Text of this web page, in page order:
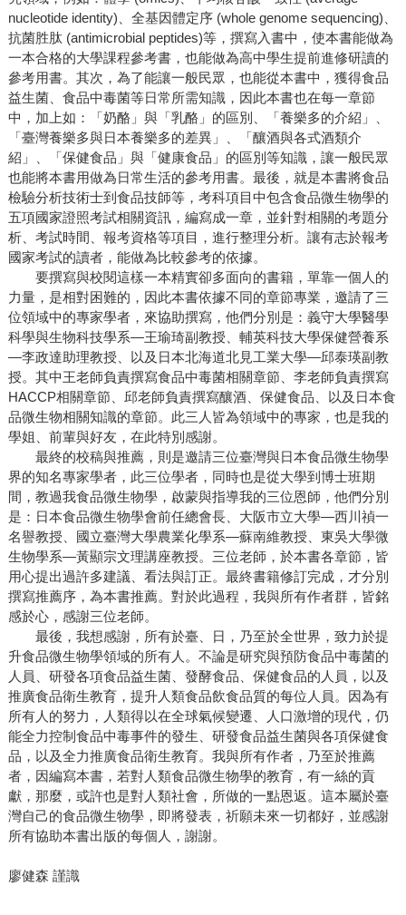
nucleotide identity)、全基因體定序 (whole genome sequencing)、
抗菌胜肽 (antimicrobial peptides)等，撰寫入書中，使本書能做為
一本合格的大學課程參考書，也能做為高中學生提前進修研讀的
參考用書。其次，為了能讓一般民眾，也能從本書中，獲得食品
益生菌、食品中毒菌等日常所需知識，因此本書也在每一章節
中，加上如：「奶酪」與「乳酪」的區別、「養樂多的介紹」、
「臺灣養樂多與日本養樂多的差異」、「釀酒與各式酒類介
紹」、「保健食品」與「健康食品」的區別等知識，讓一般民眾
也能將本書用做為日常生活的參考用書。最後，就是本書將食品
檢驗分析技術士到食品技師等，考科項目中包含食品微生物學的
五項國家證照考試相關資訊，編寫成一章，並針對相關的考題分
析、考試時間、報考資格等項目，進行整理分析。讓有志於報考
國家考試的讀者，能做為比較參考的依據。
要撰寫與校閱這樣一本精實卻多面向的書籍，單靠一個人的
力量，是相對困難的，因此本書依據不同的章節專業，邀請了三
位領域中的專家學者，來協助撰寫，他們分別是：義守大學醫學
科學與生物科技學系—王瑜琦副教授、輔英科技大學保健營養系
—李政達助理教授、以及日本北海道北見工業大學—邱泰瑛副教
授。其中王老師負責撰寫食品中毒菌相關章節、李老師負責撰寫
HACCP相關章節、邱老師負責撰寫釀酒、保健食品、以及日本食
品微生物相關知識的章節。此三人皆為領域中的專家，也是我的
學姐、前輩與好友，在此特別感謝。
最終的校稿與推薦，則是邀請三位臺灣與日本食品微生物學
界的知名專家學者，此三位學者，同時也是從大學到博士班期
間，教過我食品微生物學，啟蒙與指導我的三位恩師，他們分別
是：日本食品微生物學會前任總會長、大阪市立大學—西川禎一
名譽教授、國立臺灣大學農業化學系—蘇南維教授、東吳大學微
生物學系—黃顯宗文理講座教授。三位老師，於本書各章節，皆
用心提出過許多建議、看法與訂正。最終書籍修訂完成，才分別
撰寫推薦序，為本書推薦。對於此過程，我與所有作者群，皆銘
感於心，感謝三位老師。
最後，我想感謝，所有於臺、日，乃至於全世界，致力於提
升食品微生物學領域的所有人。不論是研究與預防食品中毒菌的
人員、研發各項食品益生菌、發酵食品、保健食品的人員，以及
推廣食品衛生教育，提升人類食品飲食品質的每位人員。因為有
所有人的努力，人類得以在全球氣候變遷、人口激增的現代，仍
能全力控制食品中毒事件的發生、研發食品益生菌與各項保健食
品，以及全力推廣食品衛生教育。我與所有作者，乃至於推薦
者，因編寫本書，若對人類食品微生物學的教育，有一絲的貢
獻，那麼，或許也是對人類社會，所做的一點恩返。這本屬於臺
灣自己的食品微生物學，即將發表，祈願未來一切都好，並感謝
所有協助本書出版的每個人，謝謝。
廖健森 謹識